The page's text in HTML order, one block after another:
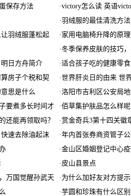
保存方法 ·victory怎么读 英语
·羽绒服的最佳清洗方
羽绒服蓬松起 · 家用电脑椅升降的原
·冬季保养皮肤的技巧
日方舟简介 ·适合孩子吃的健康零
房子个税和契 ·世界肝炎日的由来 世
思是什么 ·洛阳市吉利区公安局
要煮多长时间才 ·佰草集护肤品怎么样呢
还能再领取吗？ · 赏金奇兵3第十四关徽
速去除油起沫 ·年内首张券商资管子
·金山区婚姻登记中心
· 皮山县景点
万国觉醒孙武天 · 为什么加好友对方提
·芋圆和珍珠有什么区别